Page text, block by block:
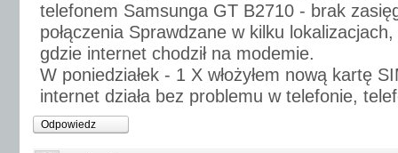
telefonem Samsunga GT B2710 - brak
połączenia Sprawdzane w kilku
gdzie internet chodził na modemie.
W poniedziałek - 1 X włożyłem nową kartę
internet działa bez problemu w telefonie,
Odpowiedz